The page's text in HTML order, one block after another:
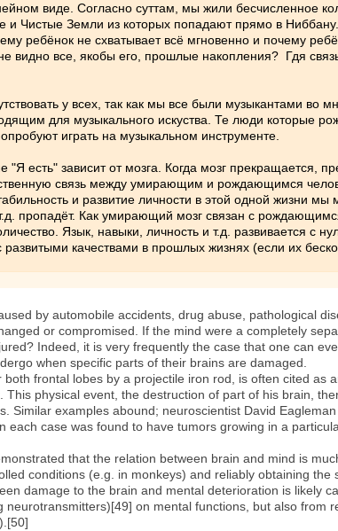
виде. Согласно суттам, мы жили бесчисленное
Чистые Земли из которых попадают прямо в
ребёнок не схватывает всё мгновенно и почему
видно все, якобы его, прошлые накопления? Гдя
у всех, так как мы все были музыкантами во
для музыкального искуства. Те люди которые
играть на музыкальном инструменте.
есть" зависит от мозга. Когда мозг прекращается,
связь между умирающим и рождающимся
и развитие личности в этой одной жизни
пропадёт. Как умирающий мозг связан с
Язык, навыки, личность и т.д. развивается с
качествами в прошлых жизнях (если их
by automobile accidents, drug abuse, pathological
or compromised. If the mind were a completely
Indeed, it is very frequently the case that one can
when specific parts of their brains are damaged.
frontal lobes by a projectile iron rod, is often cited as
physical event, the destruction of part of his brain,
Similar examples abound; neuroscientist David
each case was found to have tumors growing in a
that the relation between brain and mind is
conditions (e.g. in monkeys) and reliably obtaining the
damage to the brain and mental deterioration is likely
on mental functions, but also from